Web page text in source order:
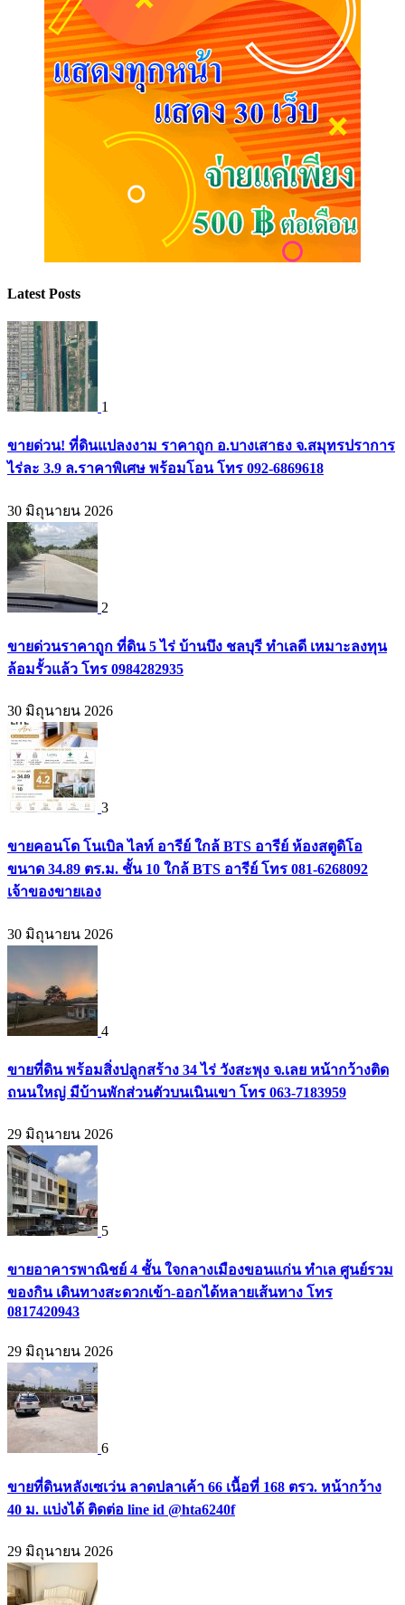
Latest Posts
1
ขายด่วน! ที่ดินแปลงงาม ราคาถูก อ.บางเสาธง จ.สมุทรปราการ
ไร่ละ 3.9 ล.ราคาพิเศษ พร้อมโอน โทร 092-6869618
30 มิถุนายน 2026
2
ขายด่วนราคาถูก ที่ดิน 5 ไร่ บ้านบึง ชลบุรี ทำเลดี เหมาะลงทุน
ล้อมรั้วแล้ว โทร 0984282935
30 มิถุนายน 2026
3
ขายคอนโด โนเบิล ไลท์ อารีย์ ใกล้ BTS อารีย์ ห้องสตูดิโอ
ขนาด 34.89 ตร.ม. ชั้น 10 ใกล้ BTS อารีย์ โทร 081-6268092
เจ้าของขายเอง
30 มิถุนายน 2026
4
ขายที่ดิน พร้อมสิ่งปลูกสร้าง 34 ไร่ วังสะพุง จ.เลย หน้ากว้างติด
ถนนใหญ่ มีบ้านพักส่วนตัวบนเนินเขา โทร 063-7183959
29 มิถุนายน 2026
5
ขายอาคารพาณิชย์ 4 ชั้น ใจกลางเมืองขอนแก่น ทำเล ศูนย์รวม
ของกิน เดินทางสะดวกเข้า-ออกได้หลายเส้นทาง โทร
0817420943
29 มิถุนายน 2026
6
ขายที่ดินหลังเซเว่น ลาดปลาเค้า 66 เนื้อที่ 168 ตรว. หน้ากว้าง
40 ม. แบ่งได้ ติดต่อ line id @hta6240f
29 มิถุนายน 2026